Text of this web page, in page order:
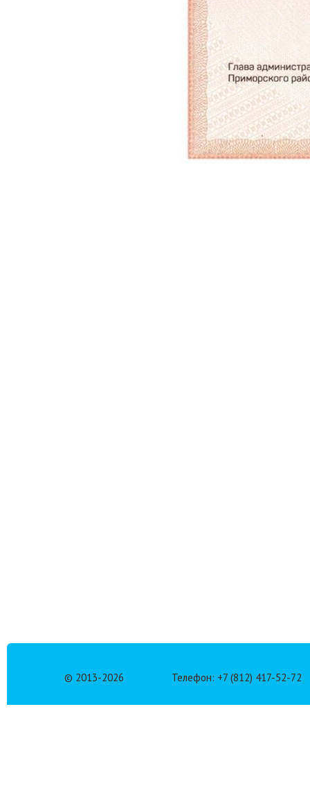
© 2013-2026 Телефон: +7 (812) 417-52-72